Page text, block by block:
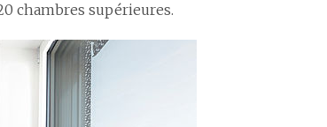
chambres supérieures.